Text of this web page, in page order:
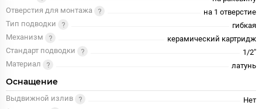
Отверстия для монтажа
на 1 отверстие
Тип подводки
гибкая
Механизм
керамический картридж
Стандарт подводки
1/2"
Материал
латунь
Оснащение
Выдвижной излив
Нет